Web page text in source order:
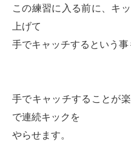
この練習に入る前に、キ
上げて
手でキャッチするという事
手でキャッチすることが
で連続キックを
やらせます。